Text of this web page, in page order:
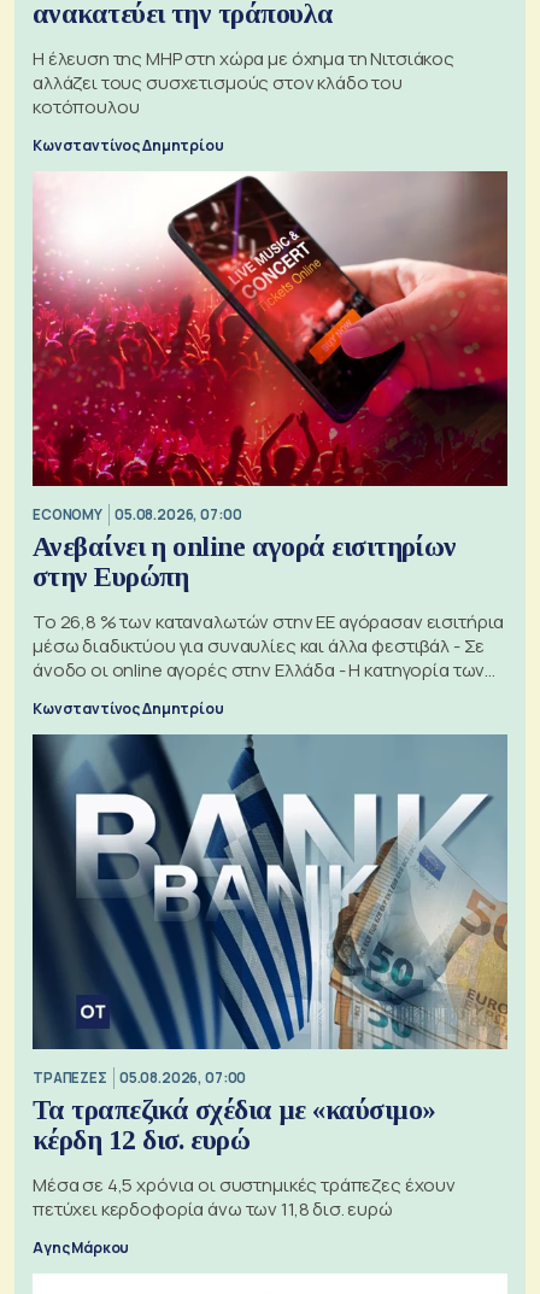
ανακατεύει την τράπουλα
H έλευση της MHP στη χώρα με όχημα τη Νιτσιάκος
αλλάζει τους συσχετισμούς στον κλάδο του
κοτόπουλου
Κωνσταντίνος Δημητρίου
ECONOMY 05.08.2026, 07:00
Ανεβαίνει η online αγορά εισιτηρίων
στην Ευρώπη
Το 26,8 % των καταναλωτών στην ΕΕ αγόρασαν εισιτήρια
μέσω διαδικτύου για συναυλίες και άλλα φεστιβάλ - Σε
άνοδο οι online αγορές στην Ελλάδα - Η κατηγορία των
Κωνσταντίνος Δημητρίου
ΤΡΑΠΕΖΕΣ 05.08.2026, 07:00
Τα τραπεζικά σχέδια με «καύσιμο»
κέρδη 12 δισ. ευρώ
Μέσα σε 4,5 χρόνια οι συστημικές τράπεζες έχουν
πετύχει κερδοφορία άνω των 11,8 δισ. ευρώ
Αγης Μάρκου